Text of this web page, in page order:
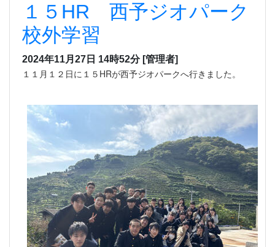
１５HR 西予ジオパーク
校外学習
2024年11月27日 14時52分 [管理者]
１１月１２日に１５HRが西予ジオパークへ行きました。